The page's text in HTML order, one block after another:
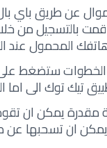
عن طريق باي
بالتسجيل من
المحمول عند
الخطوات ستضغط
تيك توك الى اما
مقدرة يمكن ان